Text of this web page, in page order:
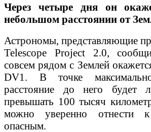
Через четыре дня он
небольшом расстоянии от
Астрономы, представляющие
Telescope Project 2.0,
совсем рядом с Землей
DV1. В точке
расстояние до него будет
превышать 100 тысяч
можно уверенно отнести к
опасным.